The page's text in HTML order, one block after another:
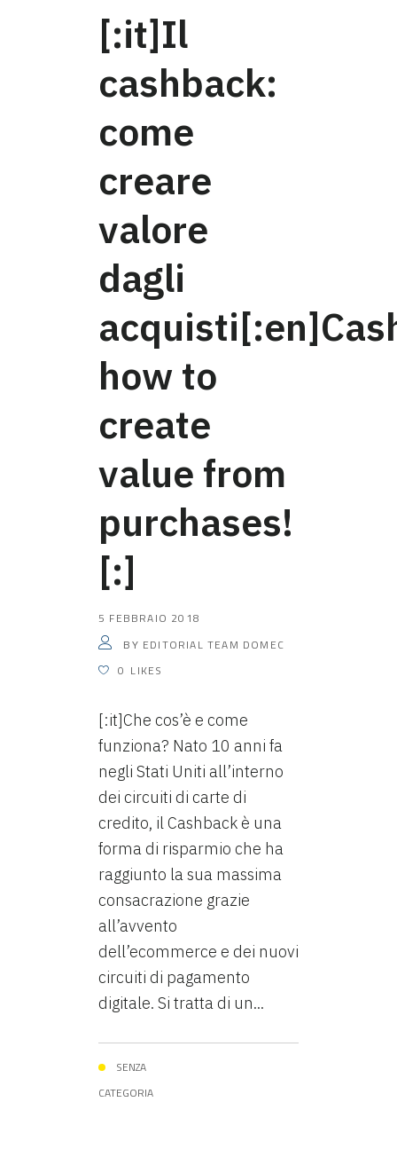
[:it]Il
cashback:
come
creare
valore
dagli
how to
create
value from
purchases!
[:]
5 FEBBRAIO 2018
BY EDITORIAL TEAM DOMEC
0 LIKES
[:it]Che cos’è e come
funziona? Nato 10 anni fa
negli Stati Uniti all’interno
dei circuiti di carte di
credito, il Cashback è una
forma di risparmio che ha
raggiunto la sua massima
consacrazione grazie
all’avvento
dell’ecommerce e dei nuovi
circuiti di pagamento
digitale. Si tratta di un...
SENZA
CATEGORIA